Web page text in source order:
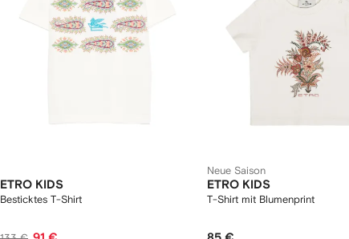
ETRO KIDS
Besticktes T-Shirt
Neue Saison
ETRO KIDS
T-Shirt mit Blumenprint